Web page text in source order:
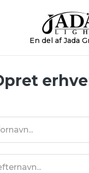
En del af Jada